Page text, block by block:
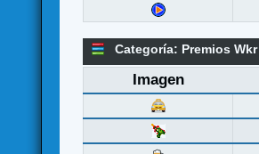
Categoría: Premios Wkr
Imagen